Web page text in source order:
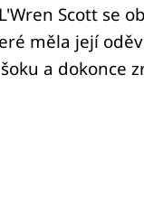
Scott se
měla její
a dokonce